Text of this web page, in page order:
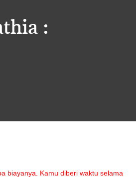
:
biayanya. Kamu diberi waktu selama